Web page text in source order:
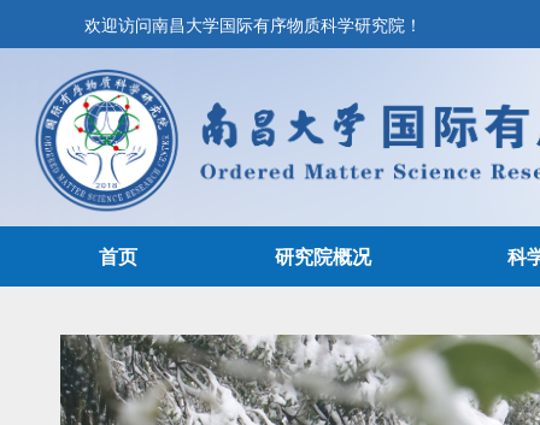
欢迎访问南昌大学国际有序物质科学研究院！
首页 研究院概况 科